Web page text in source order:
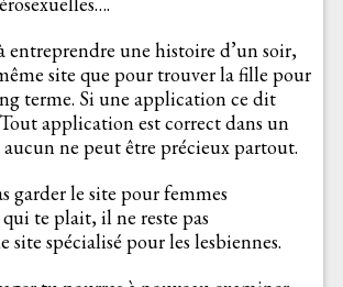
entreprendre une histoire d’un soir,
site que pour trouver la fille pour
terme. Si une application ce dit
application est correct dans un
ne peut être précieux partout.
garder le site pour femmes
te plait, il ne reste pas
site spécialisé pour les lesbiennes.